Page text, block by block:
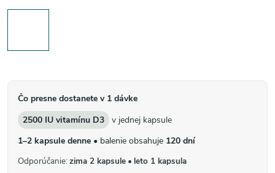
Čo presne dostanete v 1 dávke
2500 IU vitamínu D3
v jednej kapsule
1–2 kapsule denne • balenie obsahuje 120 dní
Odporúčanie:zima 2 kapsule • leto 1 kapsula